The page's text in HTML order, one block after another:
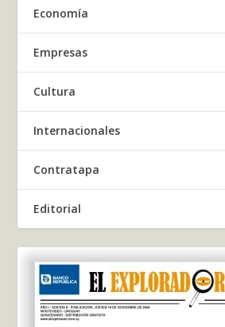
Economía
Empresas
Cultura
Internacionales
Contratapa
Editorial